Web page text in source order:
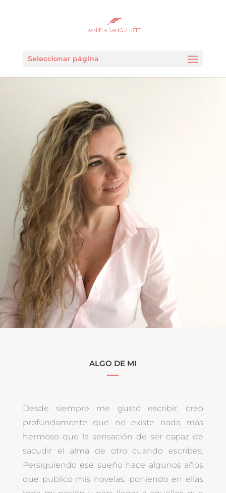
Seleccionar página
ALGO DE MI
Desde siempre me gustó escribir, creo
profundamente que no existe nada más
hermoso que la sensación de ser capaz de
sacudir el alma de otro cuando escribes.
Persiguiendo ese sueño hace algunos años
que publico mis novelas, poniendo en ellas